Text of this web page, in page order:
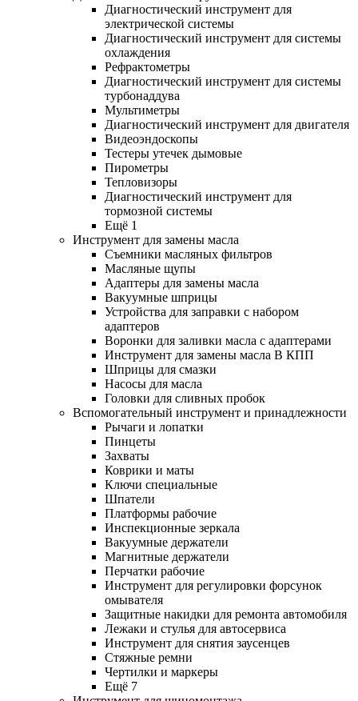
Диагностический инструмент для
электрической системы
Диагностический инструмент для системы
охлаждения
Рефрактометры
Диагностический инструмент для системы
турбонаддува
Мультиметры
Диагностический инструмент для двигателя
Видеоэндоскопы
Тестеры утечек дымовые
Пирометры
Тепловизоры
Диагностический инструмент для
тормозной системы
Ещё 1
Инструмент для замены масла
Съемники масляных фильтров
Масляные щупы
Адаптеры для замены масла
Вакуумные шприцы
Устройства для заправки с набором
адаптеров
Воронки для заливки масла с адаптерами
Инструмент для замены масла В КПП
Шприцы для смазки
Насосы для масла
Головки для сливных пробок
Вспомогательный инструмент и принадлежности
Рычаги и лопатки
Пинцеты
Захваты
Коврики и маты
Ключи специальные
Шпатели
Платформы рабочие
Инспекционные зеркала
Вакуумные держатели
Магнитные держатели
Перчатки рабочие
Инструмент для регулировки форсунок
омывателя
Защитные накидки для ремонта автомобиля
Лежаки и стулья для автосервиса
Инструмент для снятия заусенцев
Стяжные ремни
Чертилки и маркеры
Ещё 7